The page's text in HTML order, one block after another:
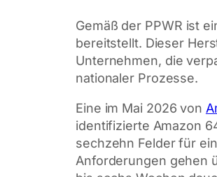
Gemäß der PPWR ist
bereitstellt. Dieser
Unternehmen, die
nationaler Prozesse.
Eine im Mai 2026 von
identifizierte Amazon
sechzehn Felder für
Anforderungen gehen